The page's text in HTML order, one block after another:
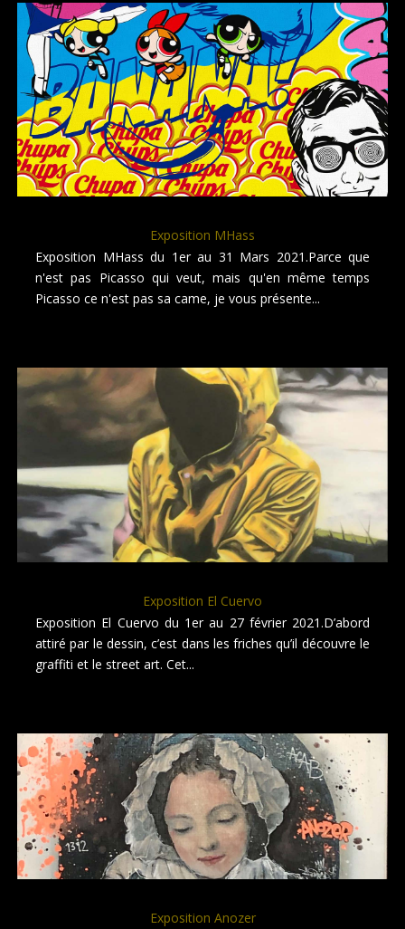
Exposition MHass
Exposition MHass du 1er au 31 Mars 2021.Parce que
n'est pas Picasso qui veut, mais qu'en même temps
Picasso ce n'est pas sa came, je vous présente...
Exposition El Cuervo
Exposition El Cuervo du 1er au 27 février 2021.D’abord
attiré par le dessin, c’est dans les friches qu’il découvre le
graffiti et le street art. Cet...
Exposition Anozer